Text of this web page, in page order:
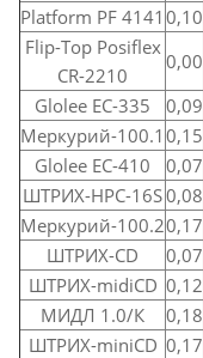
Platform PF 4141 0,10
Flip-Top Posiflex
CR-2210
0,00
Glolee EC-335
0,09
Меркурий-100.1 0,15
Glolee EC-410
0,07
ШТРИХ-HPC-16S0,08
Меркурий-100.20,17
ШТРИХ-CD
0,07
ШТРИХ-midiCD 0,12
МИДЛ 1.0/К
0,18
ШТРИХ-miniCD 0,17